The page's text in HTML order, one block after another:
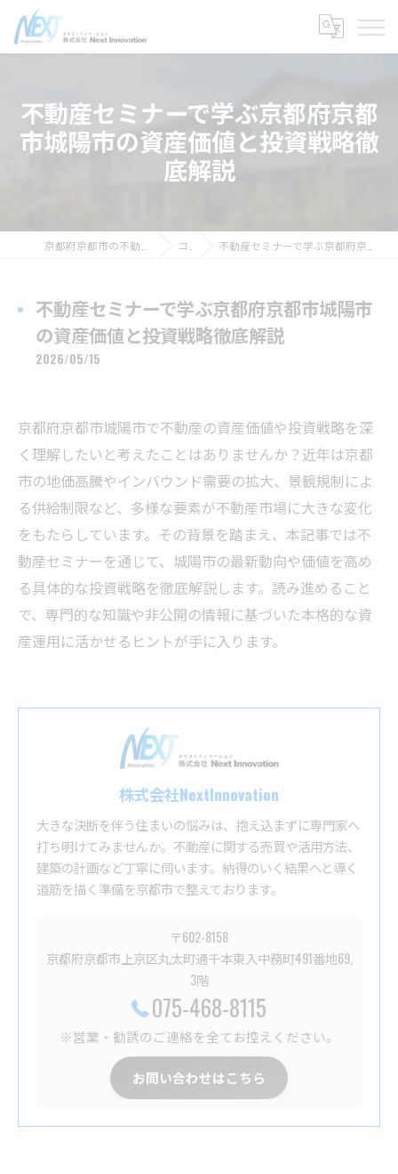
不動産セミナーで学ぶ京都府京都
市城陽市の資産価値と投資戦略徹
底解説
コラム 不動産セミナーで学ぶ京都府京都市城陽市の資産価値と投資戦略徹底解説
不動産セミナーで学ぶ京都府京都市城陽市
の資産価値と投資戦略徹底解説
2026/05/15
京都府京都市城陽市で不動産の資産価値や投資戦略を深
く理解したいと考えたことはありませんか？近年は京都
市の地価高騰やインバウンド需要の拡大、景観規制によ
る供給制限など、多様な要素が不動産市場に大きな変化
をもたらしています。その背景を踏まえ、本記事では不
動産セミナーを通じて、城陽市の最新動向や価値を高め
る具体的な投資戦略を徹底解説します。読み進めること
で、専門的な知識や非公開の情報に基づいた本格的な資
産運用に活かせるヒントが手に入ります。
株式会社NextInnovation
大きな決断を伴う住まいの悩みは、抱え込まずに専門家へ
打ち明けてみませんか。不動産に関する売買や活用方法、
建築の計画など丁寧に伺います。納得のいく結果へと導く
道筋を描く準備を京都市で整えております。
〒602-8158
京都府京都市上京区丸太町通千本東入中務町491番地69,
3階
075-468-8115
※営業・勧誘のご連絡を全てお控えください。
お問い合わせはこちら